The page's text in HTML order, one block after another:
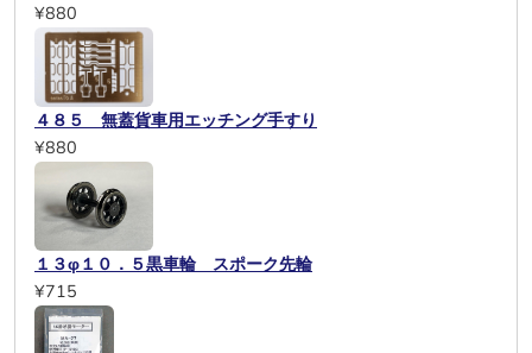
¥880
４８５ 無蓋貨車用エッチング手すり
¥880
１３φ１０．５黒車輪 スポーク先輪
¥715